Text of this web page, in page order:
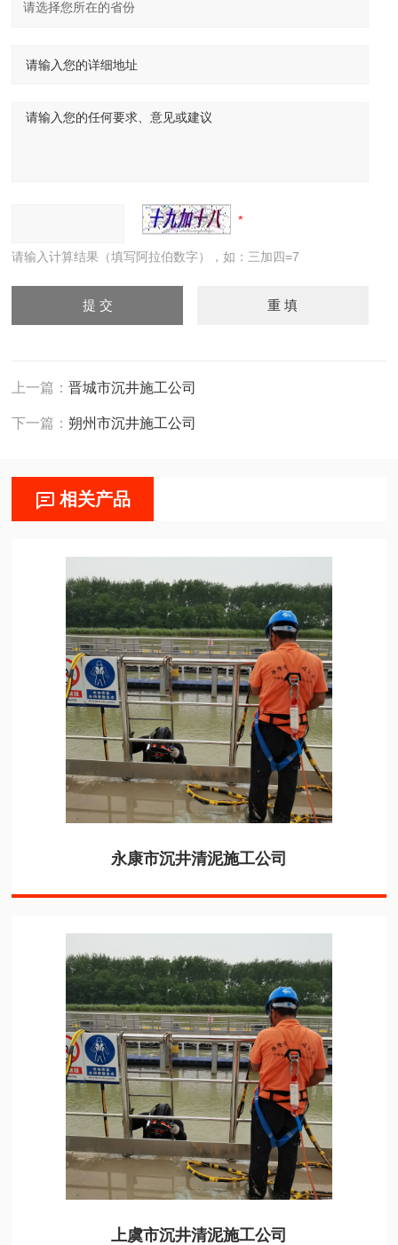
请输入计算结果（填写阿拉伯数字），如：三加四=7
上一篇：晋城市沉井施工公司
下一篇： 朔州市沉井施工公司
相关产品
永康市沉井清泥施工公司
上虞市沉井清泥施工公司